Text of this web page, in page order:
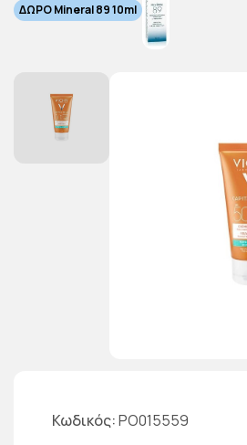
ΔΩΡΟ Mineral 89 10ml
Κωδικός PO015559